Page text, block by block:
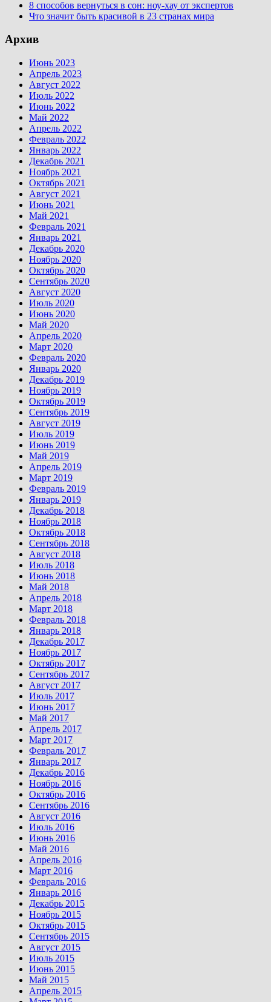
8 способов вернуться в сон: ноу-хау от экспертов
Что значит быть красивой в 23 странах мира
Архив
Июнь 2023
Апрель 2023
Август 2022
Июль 2022
Июнь 2022
Май 2022
Апрель 2022
Февраль 2022
Январь 2022
Декабрь 2021
Ноябрь 2021
Октябрь 2021
Август 2021
Июнь 2021
Май 2021
Февраль 2021
Январь 2021
Декабрь 2020
Ноябрь 2020
Октябрь 2020
Сентябрь 2020
Август 2020
Июль 2020
Июнь 2020
Май 2020
Апрель 2020
Март 2020
Февраль 2020
Январь 2020
Декабрь 2019
Ноябрь 2019
Октябрь 2019
Сентябрь 2019
Август 2019
Июль 2019
Июнь 2019
Май 2019
Апрель 2019
Март 2019
Февраль 2019
Январь 2019
Декабрь 2018
Ноябрь 2018
Октябрь 2018
Сентябрь 2018
Август 2018
Июль 2018
Июнь 2018
Май 2018
Апрель 2018
Март 2018
Февраль 2018
Январь 2018
Декабрь 2017
Ноябрь 2017
Октябрь 2017
Сентябрь 2017
Август 2017
Июль 2017
Июнь 2017
Май 2017
Апрель 2017
Март 2017
Февраль 2017
Январь 2017
Декабрь 2016
Ноябрь 2016
Октябрь 2016
Сентябрь 2016
Август 2016
Июль 2016
Июнь 2016
Май 2016
Апрель 2016
Март 2016
Февраль 2016
Январь 2016
Декабрь 2015
Ноябрь 2015
Октябрь 2015
Сентябрь 2015
Август 2015
Июль 2015
Июнь 2015
Май 2015
Апрель 2015